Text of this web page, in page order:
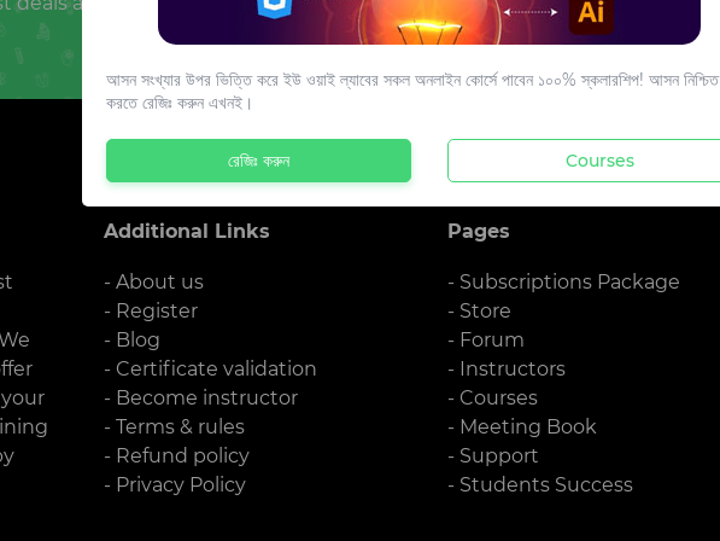
Additional Links
- About us
- Register
- Blog
- Certificate validation
- Become instructor
- Terms & rules
- Refund policy
- Privacy Policy
Pages
- Subscriptions Package
- Store
- Forum
- Instructors
- Courses
- Meeting Book
- Support
- Students Success
আসন সংখ্যার উপর ভিত্তি করে ইউ ওয়াই ল্যাবের সকল অনলাইন কোর্সে পাবেন ১০০% স্কলারশিপ! আসন নিশ্চিত
করতে রেজিঃ করুন এখনই।
রেজিঃ করুন Courses